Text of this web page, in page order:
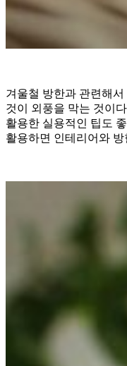
겨울철 방한과 관련해
것이 외풍을 막는 것이
활용한 실용적인 팁도
활용하면 인테리어와